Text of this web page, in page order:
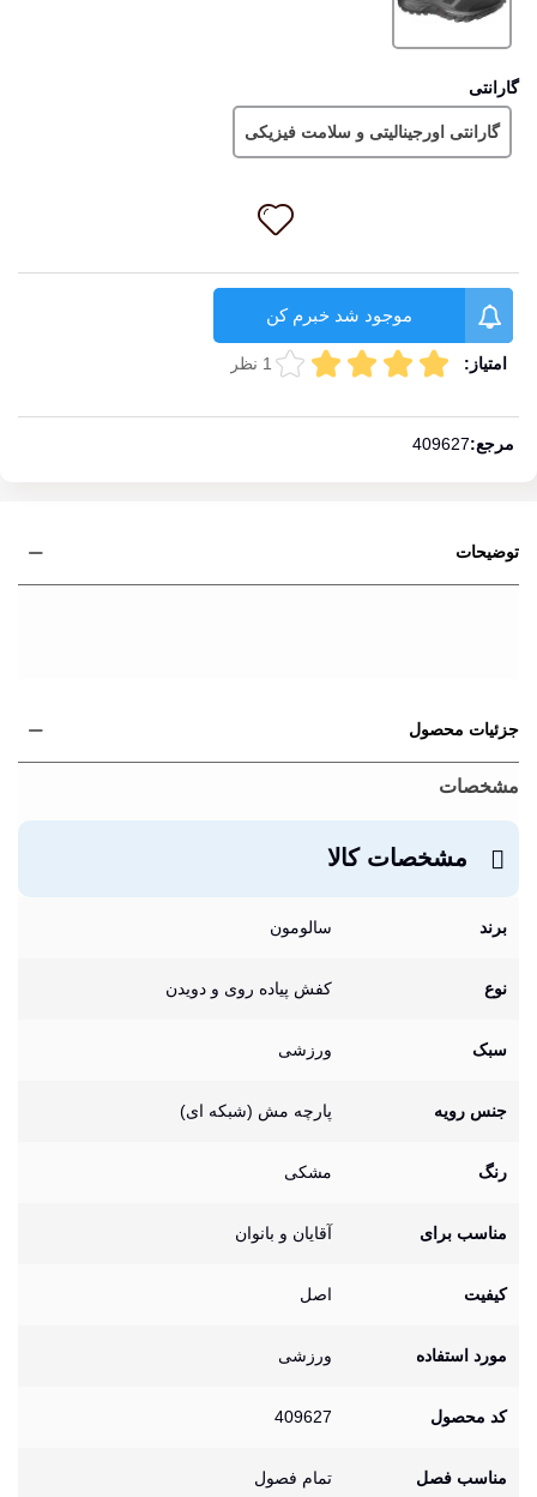
گارانتی
گارانتی اورجینالیتی و سلامت فیزیکی
موجود شد خبرم کن
امتیاز: 1 نظر
مرجع:409627
توضیحات
جزئیات محصول
مشخصات
مشخصات کالا
برند سالومون
نوع کفش پیاده روی و دویدن
سبک ورزشی
جنس رویه پارچه مش (شبکه ای)
رنگ مشکی
مناسب برای آقایان و بانوان
کیفیت اصل
مورد استفاده ورزشی
کد محصول 409627
مناسب فصل تمام فصول